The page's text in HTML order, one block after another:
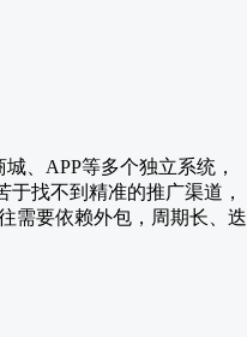
、APP等多个独立系统，
找不到精准的推广渠道，
需要依赖外包，周期长、迭